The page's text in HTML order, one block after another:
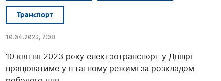
Транспорт
10.04.2023, 7:08
10 квітня 2023 року електротранспорт у Дніпрі
працюватиме у штатному режимі за розкладом